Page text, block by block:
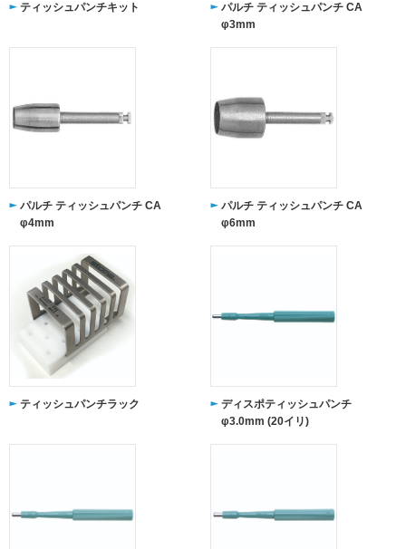
ティッシュパンチキット
パルチ ティッシュパンチ CA
φ3mm
パルチ ティッシュパンチ CA
φ4mm
パルチ ティッシュパンチ CA
φ6mm
ティッシュパンチラック
ディスポティッシュパンチ
φ3.0mm (20イリ)